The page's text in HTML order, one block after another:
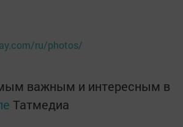
ru/photos/
важным и интересным в
Татмедиа